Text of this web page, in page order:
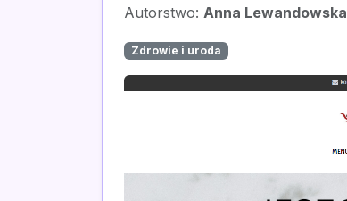
Autorstwo: Anna Lewandowska
Zdrowie i uroda